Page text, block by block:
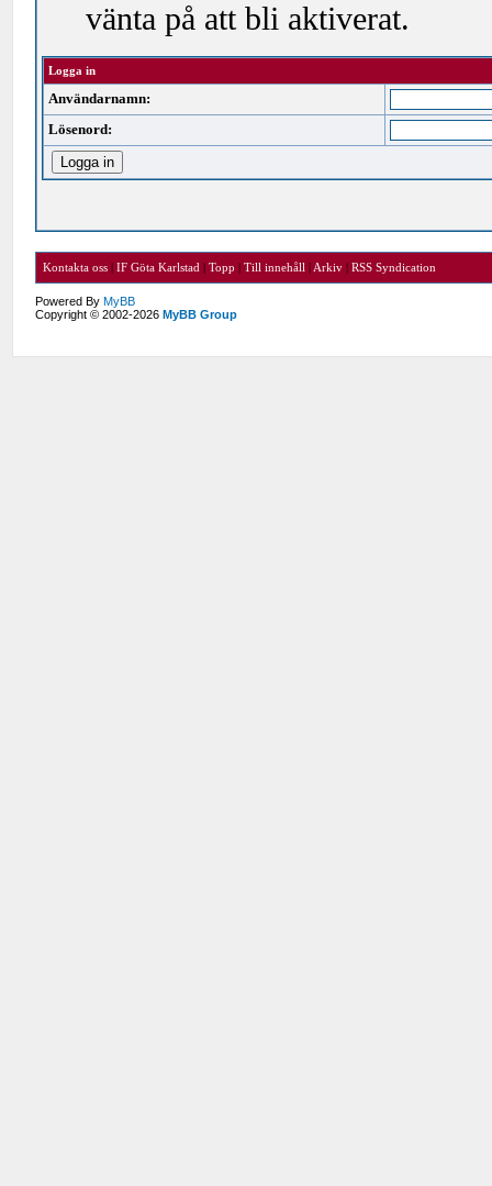
vänta på att bli aktiverat.
Logga in
Användarnamn:
Lösenord:
Kontakta oss |IF Göta Karlstad |Topp |Till innehåll | Arkiv |RSS Syndication
Powered ByMyBB
Copyright © 2002-2026MyBB Group